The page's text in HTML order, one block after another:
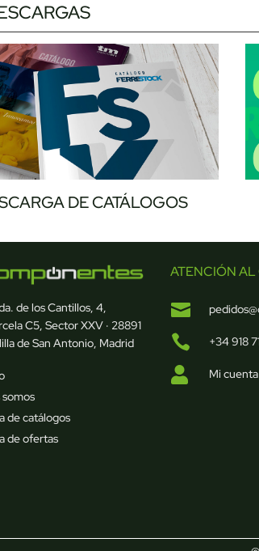
DE CATÁLOGOS
de los Cantillos, 4,
C5, Sector XXV · 28891
de San Antonio, Madrid
de catálogos
de ofertas
ATENCIÓN

 +34 918
 Mi cuenta